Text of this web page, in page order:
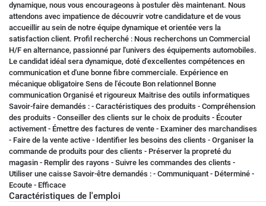
dynamique, nous vous encourageons à postuler dès maintenant. Nous
attendons avec impatience de découvrir votre candidature et de vous
accueillir au sein de notre équipe dynamique et orientée vers la
satisfaction client. Profil recherché : Nous recherchons un Commercial
H/F en alternance, passionné par l'univers des équipements automobiles.
Le candidat idéal sera dynamique, doté d'excellentes compétences en
communication et d'une bonne fibre commerciale. Expérience en
mécanique obligatoire Sens de l'écoute Bon relationnel Bonne
communication Organisé et rigoureux Maitrise des outils informatiques
Savoir-faire demandés : - Caractéristiques des produits - Compréhension
des produits - Conseiller des clients sur le choix de produits - Écouter
activement - Émettre des factures de vente - Examiner des marchandises
- Faire de la vente active - Identifier les besoins des clients - Organiser la
commande de produits pour des clients - Préserver la propreté du
magasin - Remplir des rayons - Suivre les commandes des clients -
Utiliser une caisse Savoir-être demandés : - Communiquant - Déterminé -
Ecoute - Efficace
Caractéristiques de l'emploi